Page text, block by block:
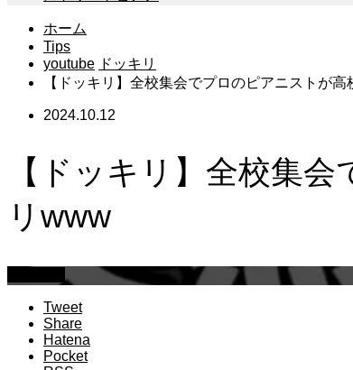
ホーム
Tips
youtube ドッキリ
【ドッキリ】全校集会でプロのピアニストが
2024.10.12
【ドッキリ】全校集
リwww
Tweet
Share
Hatena
Pocket